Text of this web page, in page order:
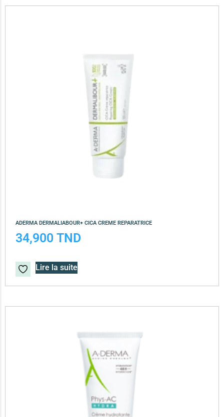
ADERMA DERMALIABOUR+ CICA CREME REPARATRICE
34,900 TND
Lire la suite